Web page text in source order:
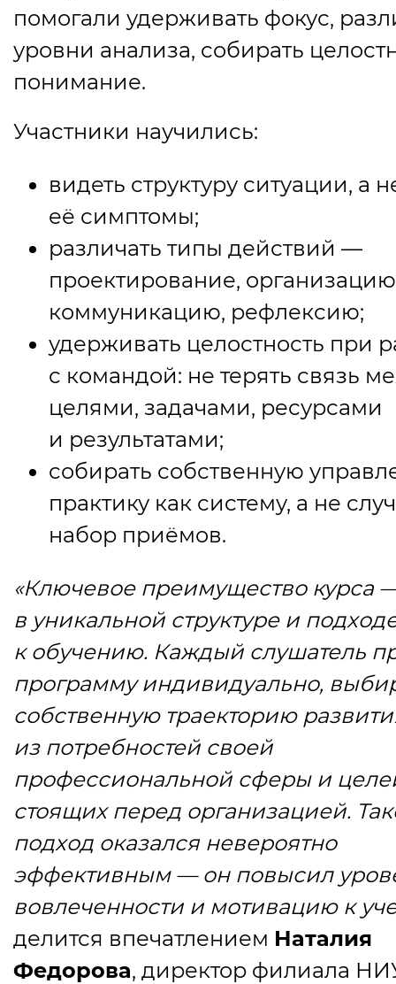
помогали удерживать фокус,
уровни анализа, собирать
понимание.
Участники научились:
видеть структуру ситуации, а
её симптомы;
различать типы действий —
проектирование,
коммуникацию, рефлексию;
удерживать целостность при
с командой: не терять связь
целями, задачами, ресурсами
и результатами;
собирать собственную
практику как систему, а не
набор приёмов.
«Ключевое преимущество курса
в уникальной структуре и
к обучению. Каждый слушатель
программу индивидуально,
собственную траекторию
из потребностей своей
профессиональной сферы и
стоящих перед организацией.
подход оказался невероятно
эффективным — он повысил
вовлеченности и мотивацию к
делится впечатлением Наталия
Федорова, директор филиала